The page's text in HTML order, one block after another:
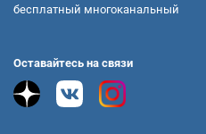
бесплатный многоканальный
Оставайтесь на связи